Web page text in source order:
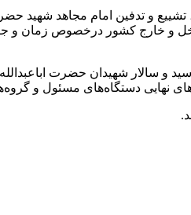
و تدفین امام مجاهد شهید
و خارج کشور درخصوص زمان و
و سالار شهیدان حضرت
نهایی دستگاه‌های مسئول و